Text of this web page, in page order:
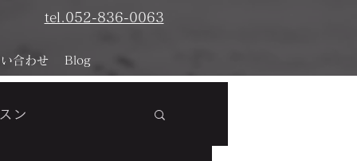
tel.052-836-0063
合わせ Blog
ン